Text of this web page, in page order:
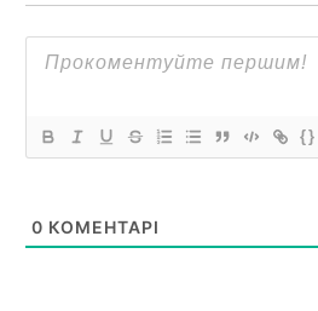
{}
0 КОМЕНТАРІ